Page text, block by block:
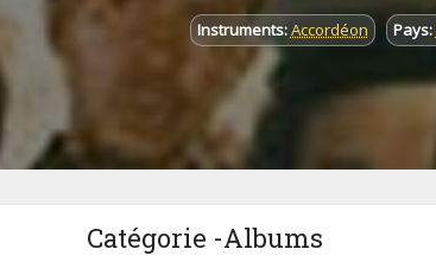
Instruments:Accordéon Pays:
Catégorie -Albums